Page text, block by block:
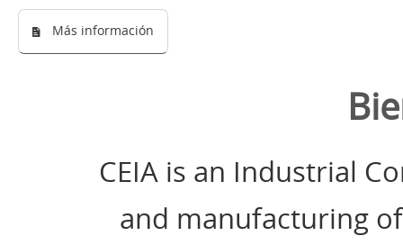
CEIA is an Industrial
and manufacturing
Más información